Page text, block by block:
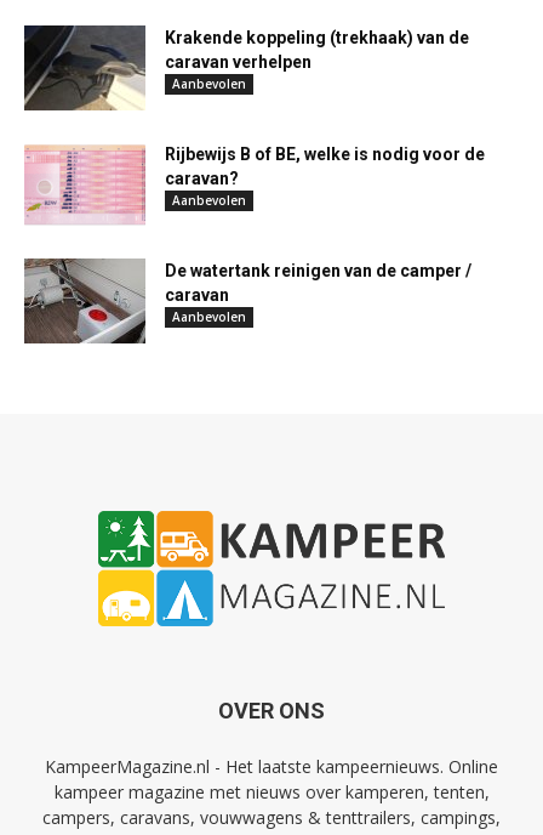
Krakende koppeling (trekhaak) van de
caravan verhelpen
Aanbevolen
Rijbewijs B of BE, welke is nodig voor de
caravan?
Aanbevolen
De watertank reinigen van de camper /
caravan
Aanbevolen
OVER ONS
KampeerMagazine.nl - Het laatste kampeernieuws. Online
kampeer magazine met nieuws over kamperen, tenten,
campers, caravans, vouwwagens & tenttrailers, campings,